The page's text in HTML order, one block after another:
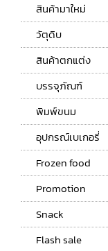
สินค้ามาใหม่
วัตุดิบ
สินค้าตกแต่ง
บรรจุภัณฑ์
พิมพ์ขนม
อุปกรณ์เบเกอรี่
Frozen food
Promotion
Snack
Flash sale